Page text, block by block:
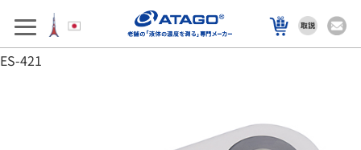
アフターサポート
製品を選ぶ
ES-421